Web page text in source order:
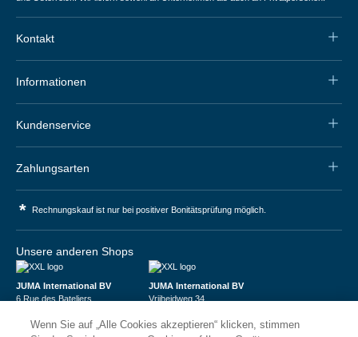
Kontakt
Informationen
Kundenservice
Zahlungsarten
* Rechnungskauf ist nur bei positiver Bonitätsprüfung möglich.
Unsere anderen Shops
JUMA International BV
6 Rue des Bateliers
Numéro de TVA : FR59815313275
JUMA International BV
Vrijheidweg 34
BTW: NL853095048B01
Wenn Sie auf „Alle Cookies akzeptieren“ klicken, stimmen